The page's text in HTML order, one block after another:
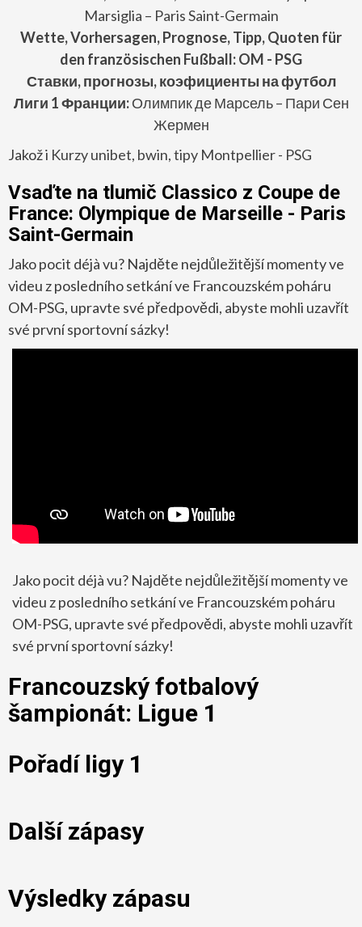
Marsiglia – Paris Saint-Germain
Wette, Vorhersagen, Prognose, Tipp, Quoten für
den französischen Fußball: OM - PSG
Ставки, прогнозы, коэфициенты на футбол
Лиги 1 Франции:Олимпик де Марсель – Пари Сен
Жермен
Jakož i Kurzy unibet, bwin, tipy Montpellier - PSG
Vsaďte na tlumič Classico z Coupe de
France: Olympique de Marseille - Paris
Saint-Germain
Jako pocit déjà vu? Najděte nejdůležitější momenty ve
videu z posledního setkání ve Francouzském poháru
OM-PSG, upravte své předpovědi, abyste mohli uzavřít
své první sportovní sázky!
Jako pocit déjà vu? Najděte nejdůležitější momenty ve
videu z posledního setkání ve Francouzském poháru
OM-PSG, upravte své předpovědi, abyste mohli uzavřít
své první sportovní sázky!
Francouzský fotbalový
šampionát: Ligue 1
Pořadí ligy 1
Další zápasy
Výsledky zápasu